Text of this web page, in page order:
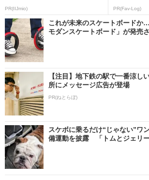
PR(IIJmio) PR(Fav-Log)
これが未来のスケートボード
モダンスケートボード」が発売
【注目】地下鉄の駅で一番涼し
所にメッセージ広告が登場
PR(ねとらぼ)
スケボに乗るだけ“じゃない”ワ
備運動を披露 「トムとジェリ